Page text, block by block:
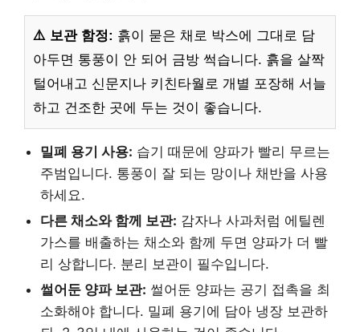
⚠️ 보관 함정: 흙이 묻은 채로 박스에 그대로 담
아두면 통풍이 안 되어 금방 썩습니다. 흙을 살짝
털어내고 신문지나 키친타월로 개별 포장해 서늘
하고 건조한 곳에 두는 것이 좋습니다.
밀폐 용기 사용: 습기 때문에 양파가 빨리 무르는
주범입니다. 통풍이 잘 되는 망이나 채반을 사용
하세요.
다른 채소와 함께 보관: 감자나 사과처럼 에틸렌
가스를 배출하는 채소와 함께 두면 양파가 더 빨
리 상합니다. 분리 보관이 필수입니다.
썰어둔 양파 보관: 썰어둔 양파는 공기 접촉을 최
소화해야 합니다. 밀폐 용기에 담아 냉장 보관하